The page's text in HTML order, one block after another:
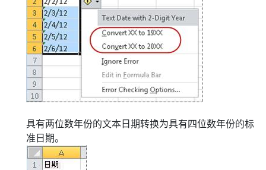
具有两位数年份的文本日期转换为具有四位数年份的标
准日期。